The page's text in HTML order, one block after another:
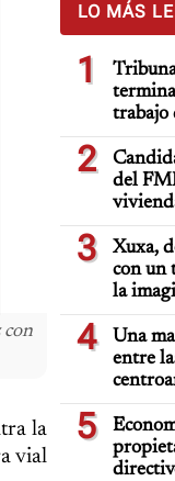
con
la
vial
LO MÁS
1
trabajo
TPS
2
del
3
Xuxa,
con un
la
4
Una
entre
5